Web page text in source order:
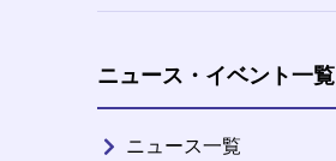
ニュース・イベント一覧
ニュース一覧